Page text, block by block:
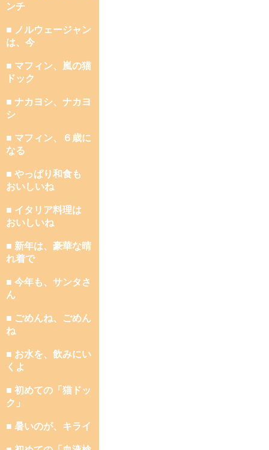
ンチ
■ ノルウェージャン
は、今
■ マフィン、嵐の猫
ドック
■ ナカヨシ、ナカヨ
シ
■ マフィン、６歳に
なる
■ やっぱり和食も
おいしいね
■ イタリア料理は
おいしいね
■ 新年は、豪華な晴
れ着で
■ 今年も、サンタさ
ん
■ ごめんね、ごめん
ね
■ お水を、飲みにい
くよ
■ 初めての「猫ドッ
ク」
■ 暑いのが、キライ